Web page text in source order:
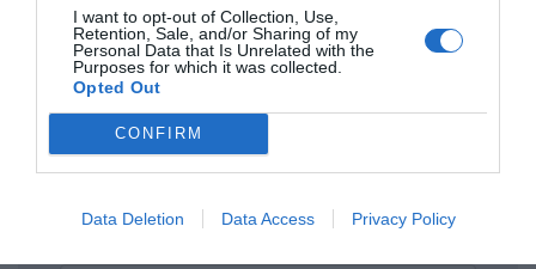
I want to opt-out of Collection, Use,
Retention, Sale, and/or Sharing of my
Personal Data that Is Unrelated with the
Purposes for which it was collected.
Opted Out
CONFIRM
Data Deletion Data Access Privacy Policy
Πρόσθεσε ένα σχόλιο
ΟΝΟΜΑ
ΤΙΤΛΟΣ